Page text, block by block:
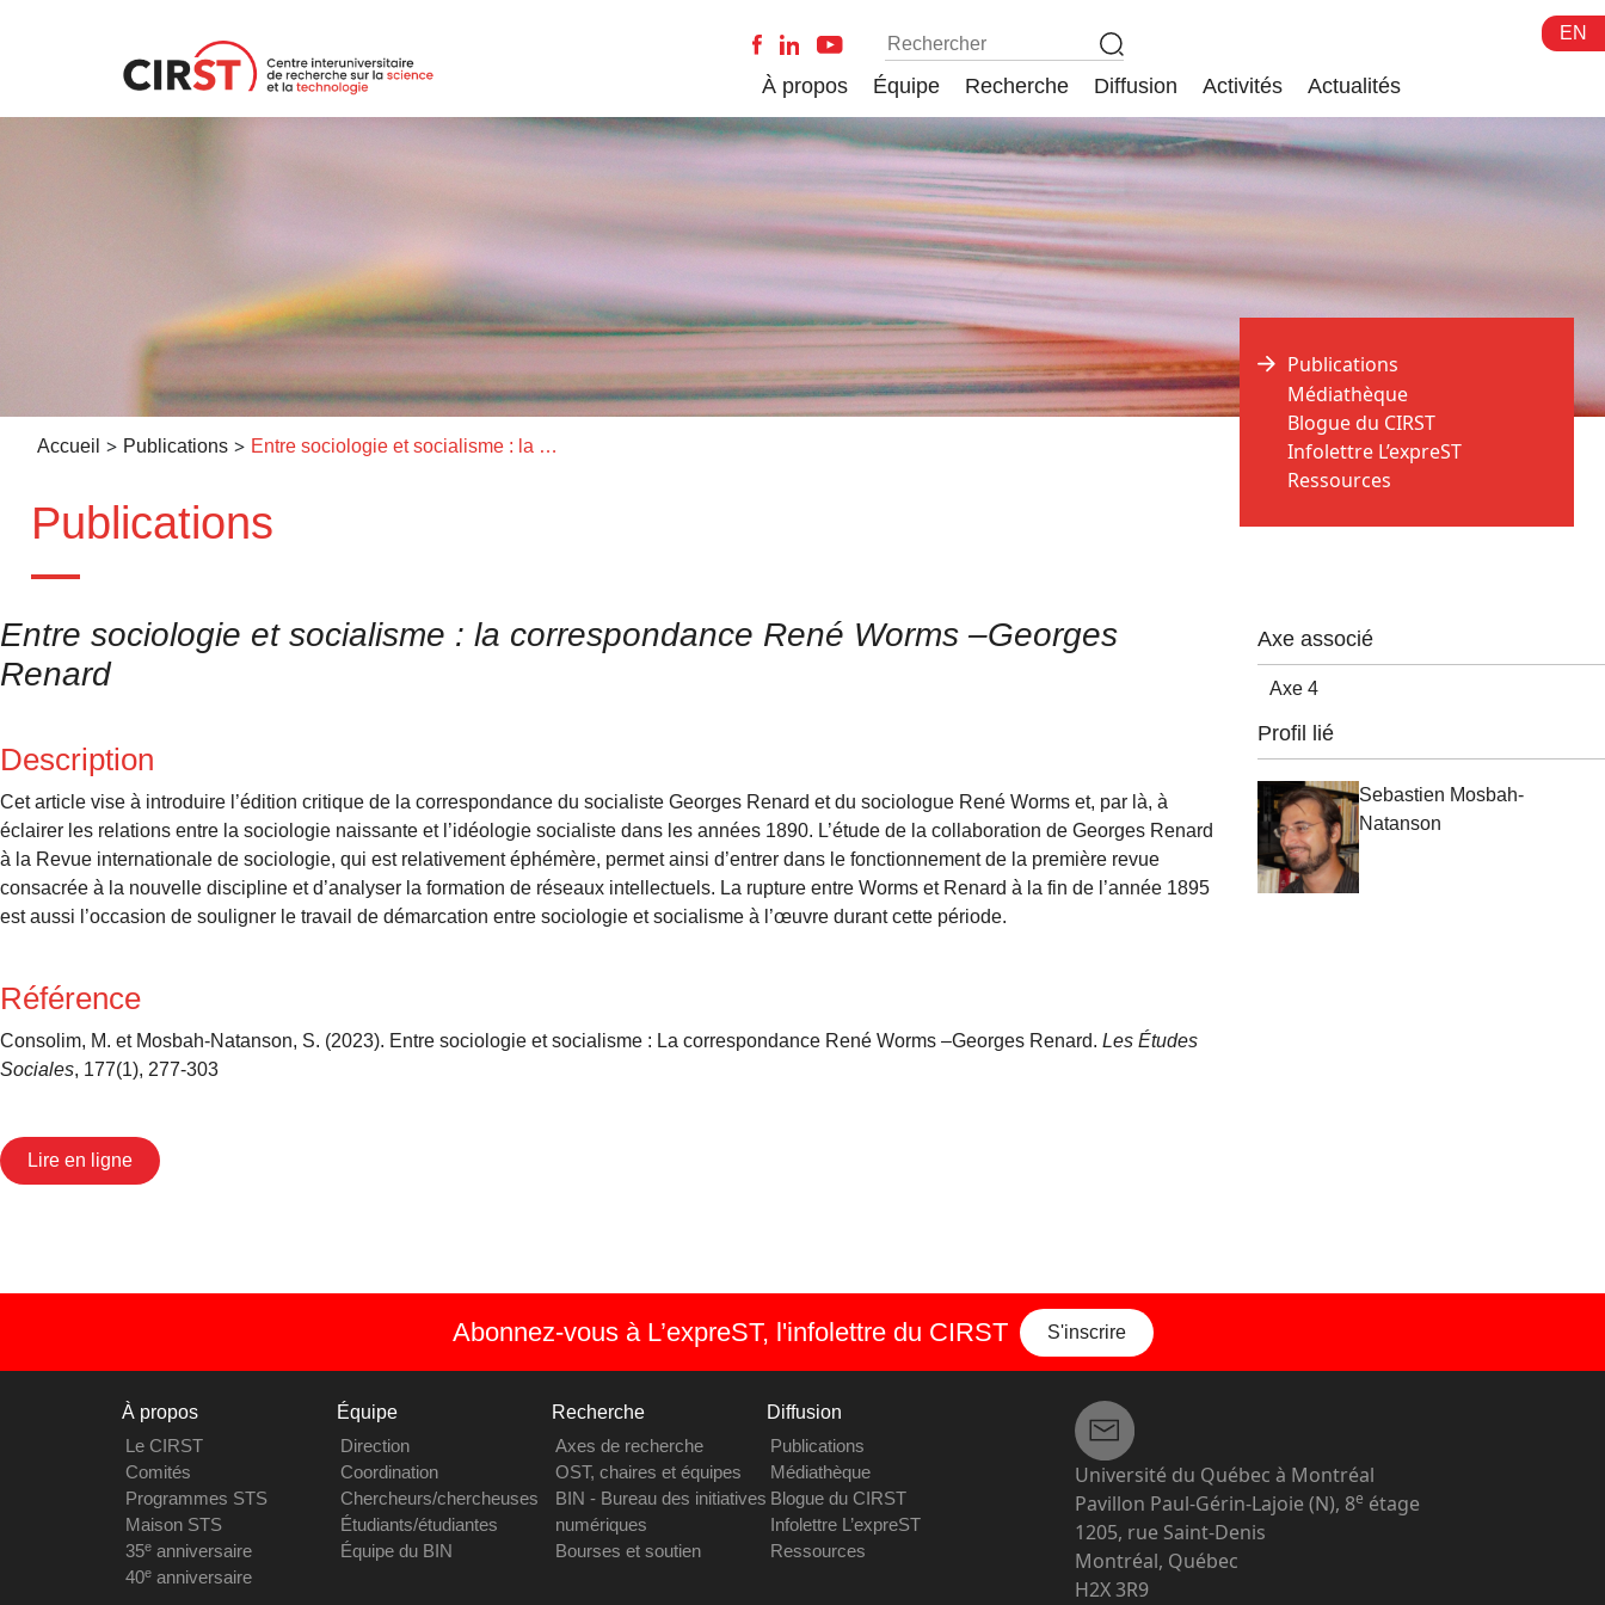
EN
À propos Équipe Recherche Diffusion Activités Actualités
Accueil > Publications > Entre sociologie et socialisme : la correspondance René Worms –Georges Renard
Publications
Publications
Médiathèque
Blogue du CIRST
Infolettre L’expreST
Ressources
Entre sociologie et socialisme : la correspondance René Worms –Georges
Renard
Description
Cet article vise à introduire l’édition critique de la correspondance du socialiste Georges Renard et du sociologue René Worms et, par là, à
éclairer les relations entre la sociologie naissante et l’idéologie socialiste dans les années 1890. L’étude de la collaboration de Georges Renard
à la Revue internationale de sociologie, qui est relativement éphémère, permet ainsi d’entrer dans le fonctionnement de la première revue
consacrée à la nouvelle discipline et d’analyser la formation de réseaux intellectuels. La rupture entre Worms et Renard à la fin de l’année 1895
est aussi l’occasion de souligner le travail de démarcation entre sociologie et socialisme à l’œuvre durant cette période.
Référence
Consolim, M. et Mosbah-Natanson, S. (2023). Entre sociologie et socialisme : La correspondance René Worms –Georges Renard. Les Études
Sociales, 177(1), 277-303
Axe associé
Axe 4
Profil lié
Sebastien Mosbah-
Natanson
Lire en ligne
Abonnez-vous à L’expreST, l'infolettre du CIRST S'inscrire
À propos
Le CIRST
Comités
Programmes STS
Maison STS
35eanniversaire
40eanniversaire
Équipe
Direction
Coordination
Chercheurs/chercheuses
Étudiants/étudiantes
Équipe du BIN
Recherche
Axes de recherche
OST, chaires et équipes
BIN - Bureau des initiatives
numériques
Bourses et soutien
Diffusion
Publications
Médiathèque
Blogue du CIRST
Infolettre L’expreST
Ressources
Université du Québec à Montréal
Pavillon Paul-Gérin-Lajoie (N), 8e étage
1205, rue Saint-Denis
Montréal, Québec
H2X 3R9